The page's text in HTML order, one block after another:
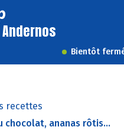
Bientôt
recettes
chocolat, ananas rôtis...